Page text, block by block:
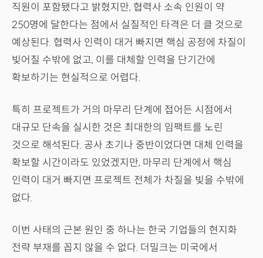
직원이 포함됐다고 밝혔지만, 협력사 소속 인원이 약
250명에 달한다는 점에서 실질적인 타격은 더 클 것으로
예상된다. 협력사 인력이 대거 빠지면 핵심 공정에 차질이
빚어질 수밖에 없고, 이를 대체할 인력을 단기간에
확보하기는 현실적으로 어렵다.
특히 프로젝트가 거의 마무리 단계에 접어든 시점에서
대규모 단속을 실시한 것은 최대한의 임팩트를 노린
것으로 해석된다. 공사 초기나 중반이었다면 대체 인력을
확보할 시간이라도 있었겠지만, 마무리 단계에서 핵심
인력이 대거 빠지면 프로젝트 전체가 차질을 빚을 수밖에
없다.
이번 사태의 근본 원인 중 하나는 한국 기업들의 현지화
전략 부재를 꼽지 않을 수 없다. 더밀크는 미국에서